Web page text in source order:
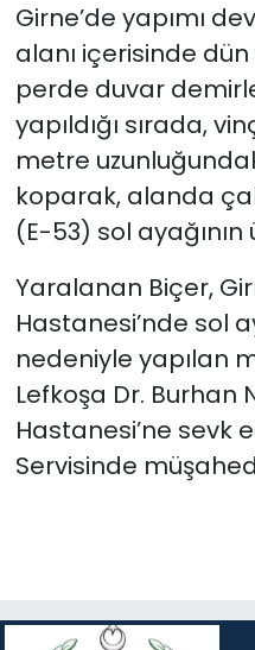
Girne’de yapımı
alanı içerisinde dün
perde duvar
yapıldığı sırada,
metre
koparak, alanda
(E-53) sol ayağının
Yaralanan Biçer,
Hastanesi’nde sol
nedeniyle yapılan
Lefkoşa Dr.
Hastanesi’ne sevk
Servisinde